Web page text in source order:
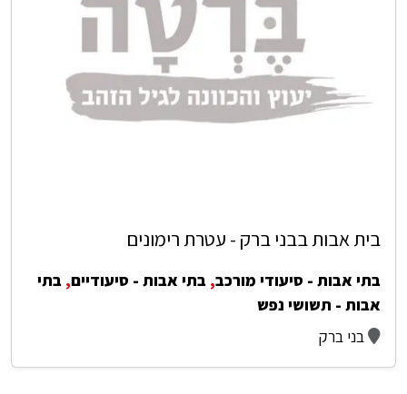
בית אבות בבני ברק - עטרת רימונים
בתי אבות - סיעודי מורכב, בתי אבות - סיעודיים, בתי
אבות - תשושי נפש
בני ברק